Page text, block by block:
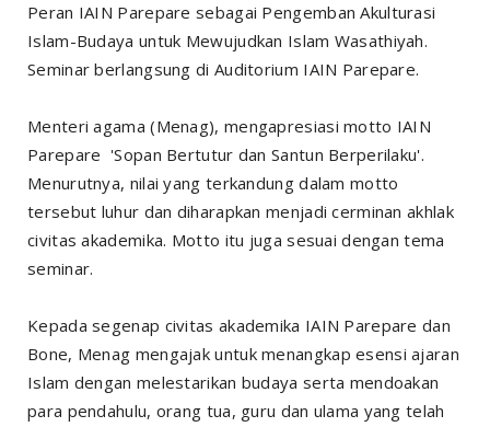
Peran IAIN Parepare sebagai Pengemban Akulturasi
Islam-Budaya untuk Mewujudkan Islam Wasathiyah.
Seminar berlangsung di Auditorium IAIN Parepare.
Menteri agama (Menag), mengapresiasi motto IAIN
Parepare 'Sopan Bertutur dan Santun Berperilaku'.
Menurutnya, nilai yang terkandung dalam motto
tersebut luhur dan diharapkan menjadi cerminan akhlak
civitas akademika. Motto itu juga sesuai dengan tema
seminar.
Kepada segenap civitas akademika IAIN Parepare dan
Bone, Menag mengajak untuk menangkap esensi ajaran
Islam dengan melestarikan budaya serta mendoakan
para pendahulu, orang tua, guru dan ulama yang telah